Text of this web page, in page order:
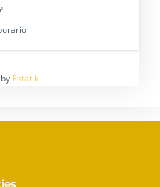
Estatik